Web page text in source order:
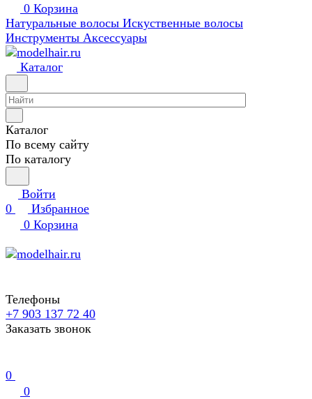
0 Корзина
Натуральные волосы Искуственные волосы
Инструменты Аксессуары
Каталог
Каталог
По всему сайту
По каталогу
Войти
0
Избранное
0 Корзина
Телефоны
+7 903 137 72 40
Заказать звонок
0
0